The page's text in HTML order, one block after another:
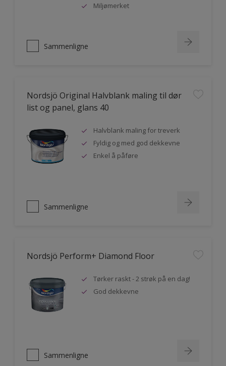
Miljømerket
Sammenligne
Nordsjö Original Halvblank maling til dør
list og panel, glans 40
Halvblank maling for treverk
Fyldig og med god dekkevne
Enkel å påføre
Sammenligne
Nordsjö Perform+ Diamond Floor
Tørker raskt - 2 strøk på en dag!
God dekkevne
Sammenligne